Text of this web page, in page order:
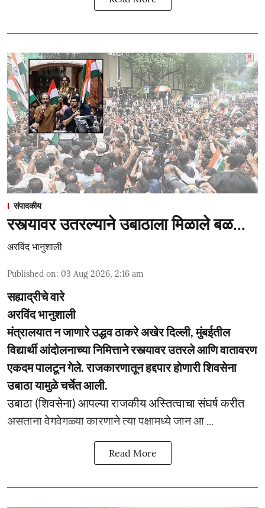
संपादकीय
रस्त्यावर उतरल्याने उबाठाला मिळाले बळ...
अरविंद भानुशाली
Published on: 03 Aug 2026, 2:16 am
सह्याद्रीचे वारे
अरविंद भानुशाली
मंत्रालयात न जाणारे उद्धव ठाकरे अखेर दिल्ली, मुंबईतील
विद्यार्थी आंदोलनाच्या निमित्ताने रस्त्यावर उतरले आणि वातावरण
एकदम पालटून गेले. राजकारणातून हद्दपार होणारी शिवसेना
उबाठा यामुळे चर्चेत आली.
उबाठा (शिवसेना) आपल्या राजकीय अस्तित्वाचा संघर्ष करीत
असताना वेगवेगळ्या कारणाने त्या पक्षामध्ये जान आ ...
Read More